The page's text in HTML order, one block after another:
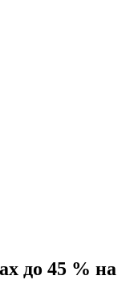
до 45 % на